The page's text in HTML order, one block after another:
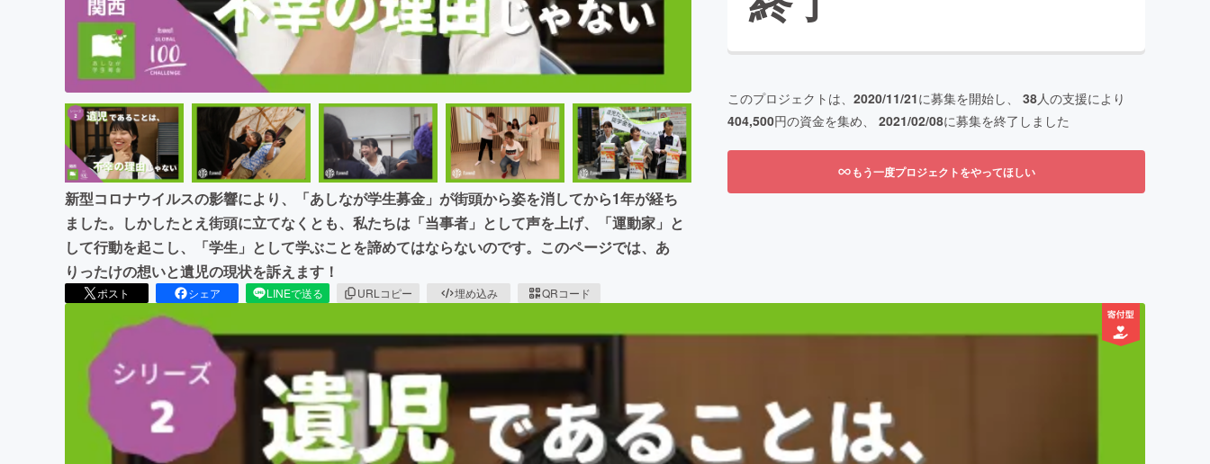
新型コロナウイルスの影響により、「あしなが学生募金」が街頭から姿を消してから1年が経ち
ました。しかしたとえ街頭に立てなくとも、私たちは「当事者」として声を上げ、「運動家」と
して行動を起こし、「学生」として学ぶことを諦めてはならないのです。このページでは、あ
りったけの想いと遺児の現状を訴えます！
ポスト シェア LINEで送る URLコピー 埋め込み QRコード
このプロジェクトは、 2020/11/21に募集を開始し、 38人の支援により
404,500円の資金を集め、 2021/02/08に募集を終了しました
もう一度プロジェクトをやってほしい